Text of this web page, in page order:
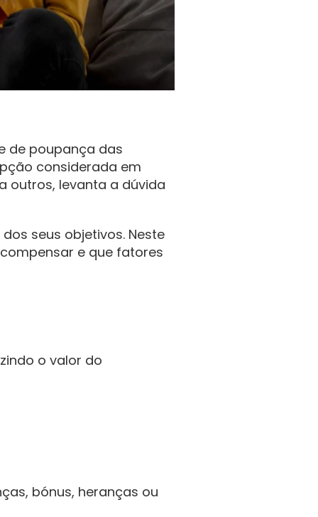
de poupança das
considerada em
outros, levanta a dúvida
seus objetivos. Neste
e que fatores
o valor do
bónus, heranças ou